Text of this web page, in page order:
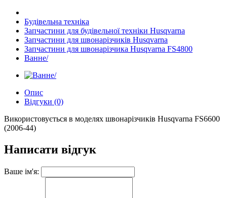
Будівельна техніка
Запчастини для будівельної техніки Husqvarna
Запчастини для швонарізчиків Husqvarna
Запчастини для швонарізчика Husqvarna FS4800
Ванне/
Опис
Відгуки (0)
Використовується в моделях швонарізчиків Husqvarna FS6600
(2006-44)
Написати відгук
Ваше ім'я: